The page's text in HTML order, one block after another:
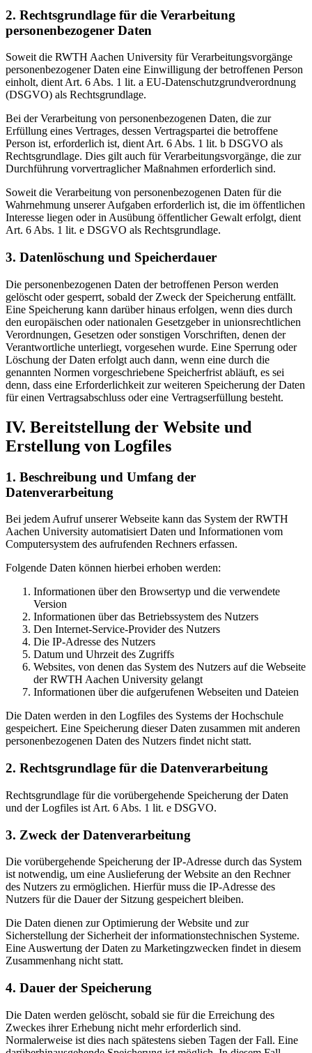
2. Rechtsgrundlage für die Verarbeitung
personenbezogener Daten
Soweit die RWTH Aachen University für Verarbeitungsvorgänge
personenbezogener Daten eine Einwilligung der betroffenen Person
einholt, dient Art. 6 Abs. 1 lit. a EU-Datenschutzgrundverordnung
(DSGVO) als Rechtsgrundlage.
Bei der Verarbeitung von personenbezogenen Daten, die zur
Erfüllung eines Vertrages, dessen Vertragspartei die betroffene
Person ist, erforderlich ist, dient Art. 6 Abs. 1 lit. b DSGVO als
Rechtsgrundlage. Dies gilt auch für Verarbeitungsvorgänge, die zur
Durchführung vorvertraglicher Maßnahmen erforderlich sind.
Soweit die Verarbeitung von personenbezogenen Daten für die
Wahrnehmung unserer Aufgaben erforderlich ist, die im öffentlichen
Interesse liegen oder in Ausübung öffentlicher Gewalt erfolgt, dient
Art. 6 Abs. 1 lit. e DSGVO als Rechtsgrundlage.
3. Datenlöschung und Speicherdauer
Die personenbezogenen Daten der betroffenen Person werden
gelöscht oder gesperrt, sobald der Zweck der Speicherung entfällt.
Eine Speicherung kann darüber hinaus erfolgen, wenn dies durch
den europäischen oder nationalen Gesetzgeber in unionsrechtlichen
Verordnungen, Gesetzen oder sonstigen Vorschriften, denen der
Verantwortliche unterliegt, vorgesehen wurde. Eine Sperrung oder
Löschung der Daten erfolgt auch dann, wenn eine durch die
genannten Normen vorgeschriebene Speicherfrist abläuft, es sei
denn, dass eine Erforderlichkeit zur weiteren Speicherung der Daten
für einen Vertragsabschluss oder eine Vertragserfüllung besteht.
IV. Bereitstellung der Website und
Erstellung von Logfiles
1. Beschreibung und Umfang der
Datenverarbeitung
Bei jedem Aufruf unserer Webseite kann das System der RWTH
Aachen University automatisiert Daten und Informationen vom
Computersystem des aufrufenden Rechners erfassen.
Folgende Daten können hierbei erhoben werden:
Informationen über den Browsertyp und die verwendete
Version
Informationen über das Betriebssystem des Nutzers
Den Internet-Service-Provider des Nutzers
Die IP-Adresse des Nutzers
Datum und Uhrzeit des Zugriffs
Websites, von denen das System des Nutzers auf die Webseite
der RWTH Aachen University gelangt
Informationen über die aufgerufenen Webseiten und Dateien
Die Daten werden in den Logfiles des Systems der Hochschule
gespeichert. Eine Speicherung dieser Daten zusammen mit anderen
personenbezogenen Daten des Nutzers findet nicht statt.
2. Rechtsgrundlage für die Datenverarbeitung
Rechtsgrundlage für die vorübergehende Speicherung der Daten
und der Logfiles ist Art. 6 Abs. 1 lit. e DSGVO.
3. Zweck der Datenverarbeitung
Die vorübergehende Speicherung der IP-Adresse durch das System
ist notwendig, um eine Auslieferung der Website an den Rechner
des Nutzers zu ermöglichen. Hierfür muss die IP-Adresse des
Nutzers für die Dauer der Sitzung gespeichert bleiben.
Die Daten dienen zur Optimierung der Website und zur
Sicherstellung der Sicherheit der informationstechnischen Systeme.
Eine Auswertung der Daten zu Marketingzwecken findet in diesem
Zusammenhang nicht statt.
4. Dauer der Speicherung
Die Daten werden gelöscht, sobald sie für die Erreichung des
Zweckes ihrer Erhebung nicht mehr erforderlich sind.
Normalerweise ist dies nach spätestens sieben Tagen der Fall. Eine